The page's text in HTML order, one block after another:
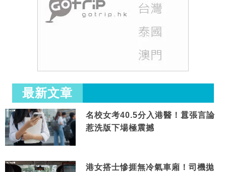
最新文章
名校女考40.5分入港醫！囂張言論
惹洗版下場極震撼
港女搭士慘捱無冷氣車廂！司機拋